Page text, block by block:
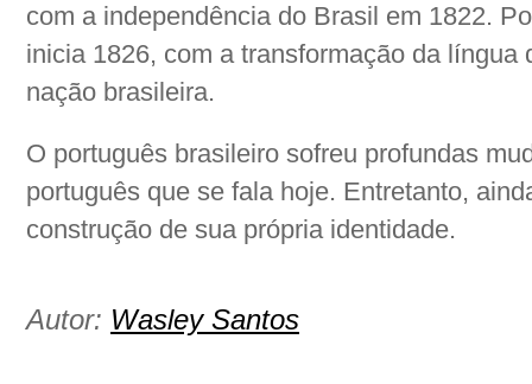
com a independência do Brasil em 1822.
inicia 1826, com a transformação da língua
nação brasileira.
O português brasileiro sofreu profundas
português que se fala hoje. Entretanto,
construção de sua própria identidade.
Autor: Wasley Santos